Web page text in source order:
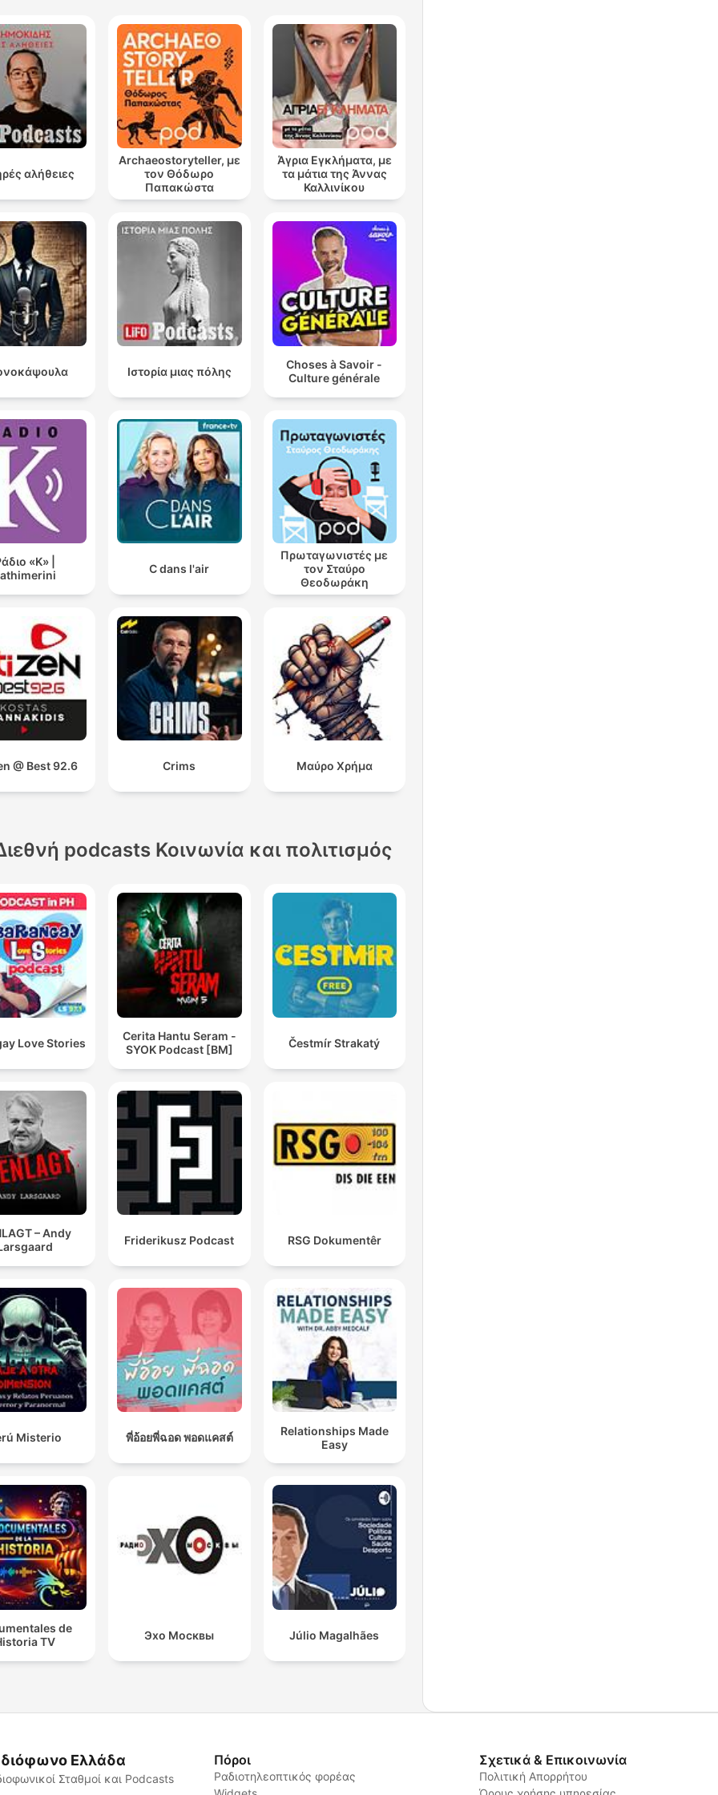
αλήθειες
Archaeostoryteller, με
τον Θόδωρο
Παπακώστα
Άγρια Εγκλήματα, με
τα μάτια της Άννας
Καλλινίκου
Ιστορία μιας πόλης
Choses à Savoir -
Culture générale
«Κ» |
C dans l'air
Πρωταγωνιστές με
τον Σταύρο
Θεοδωράκη
@ Best 92.6 Crims Μαύρο Χρήμα
podcasts Κοινωνία και πολιτισμός
Love Stories
Cerita Hantu Seram -
SYOK Podcast [BM]
Čestmír Strakatý
– Andy
Friderikusz Podcast RSG Dokumentêr
Misterio พี่อ้อยพี่ฉอด พอดแคสต์
Relationships Made
Easy
de
TV
Эхо Москвы Júlio Magalhães
Ελλάδα
Σταθμοί και Podcasts
Πόροι
Ραδιοτηλεοπτικός φορέας
Σχετικά & Επικοινωνία
Πολιτική Απορρήτου